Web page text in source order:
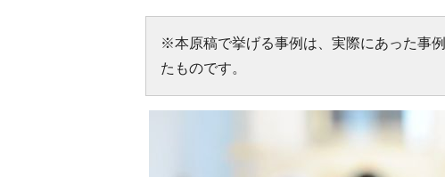
※本原稿で挙げる事例は、実際にあった事
たものです。